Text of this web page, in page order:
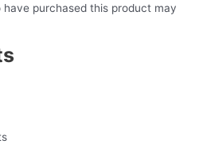
purchased this product may